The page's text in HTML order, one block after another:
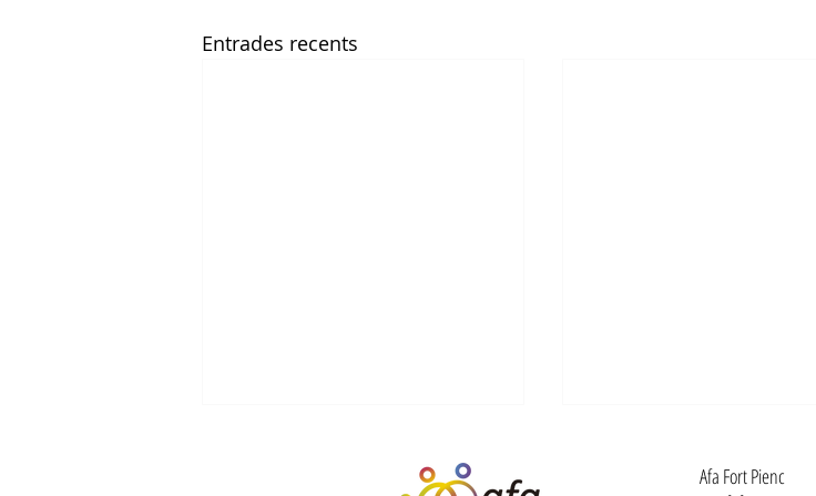
Entrades recents
Afa Fort Pienc